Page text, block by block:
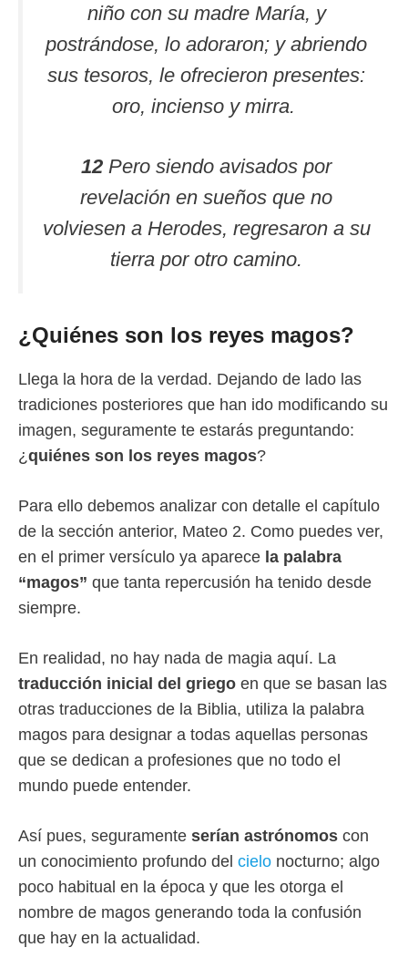
niño con su madre María, y
postrándose, lo adoraron; y abriendo
sus tesoros, le ofrecieron presentes:
oro, incienso y mirra.
12 Pero siendo avisados por
revelación en sueños que no
volviesen a Herodes, regresaron a su
tierra por otro camino.
¿Quiénes son los reyes magos?
Llega la hora de la verdad. Dejando de lado las
tradiciones posteriores que han ido modificando su
imagen, seguramente te estarás preguntando:
¿quiénes son los reyes magos?
Para ello debemos analizar con detalle el capítulo
de la sección anterior, Mateo 2. Como puedes ver,
en el primer versículo ya aparece la palabra
“magos” que tanta repercusión ha tenido desde
siempre.
En realidad, no hay nada de magia aquí. La
traducción inicial del griego en que se basan las
otras traducciones de la Biblia, utiliza la palabra
magos para designar a todas aquellas personas
que se dedican a profesiones que no todo el
mundo puede entender.
Así pues, seguramente serían astrónomos con
un conocimiento profundo del cielo nocturno; algo
poco habitual en la época y que les otorga el
nombre de magos generando toda la confusión
que hay en la actualidad.